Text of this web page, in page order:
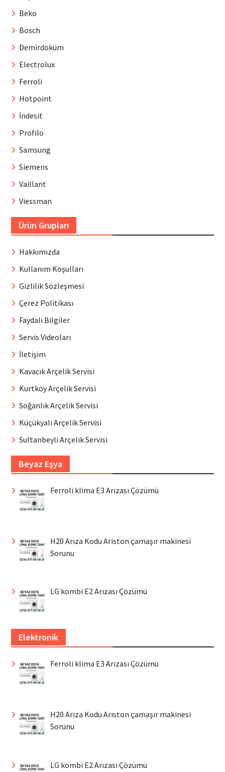
Beko
Bosch
Demirdöküm
Electrolux
Ferroli
Hotpoint
İndesit
Profilo
Samsung
Siemens
Vaillant
Viessman
Ürün Grupları
Hakkımızda
Kullanım Koşulları
Gizlilik Sözleşmesi
Çerez Politikası
Faydalı Bilgiler
Servis Videoları
İletişim
Kavacık Arçelik Servisi
Kurtköy Arçelik Servisi
Soğanlık Arçelik Servisi
Küçükyalı Arçelik Servisi
Sultanbeyli Arçelik Servisi
Beyaz Eşya
Ferroli klima E3 Arızası Çözümü
H20 Arıza Kodu Ariston çamaşır makinesi
Sorunu
LG kombi E2 Arızası Çözümü
Elektronik
Ferroli klima E3 Arızası Çözümü
H20 Arıza Kodu Ariston çamaşır makinesi
Sorunu
LG kombi E2 Arızası Çözümü